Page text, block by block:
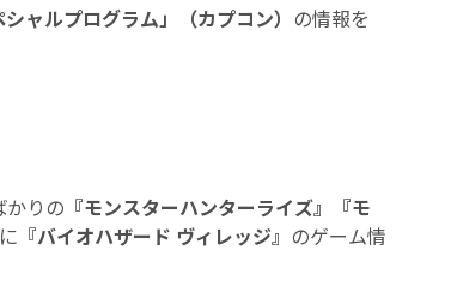
シャルプログラム」（カプコン） の情報を
かりの 『モンスターハンターライズ』『モ
『バイオハザード ヴィレッジ』 のゲーム情